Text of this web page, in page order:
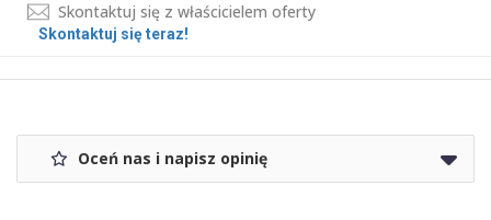
Skontaktuj się z właścicielem oferty
Skontaktuj się teraz!
Oceń nas i napisz opinię